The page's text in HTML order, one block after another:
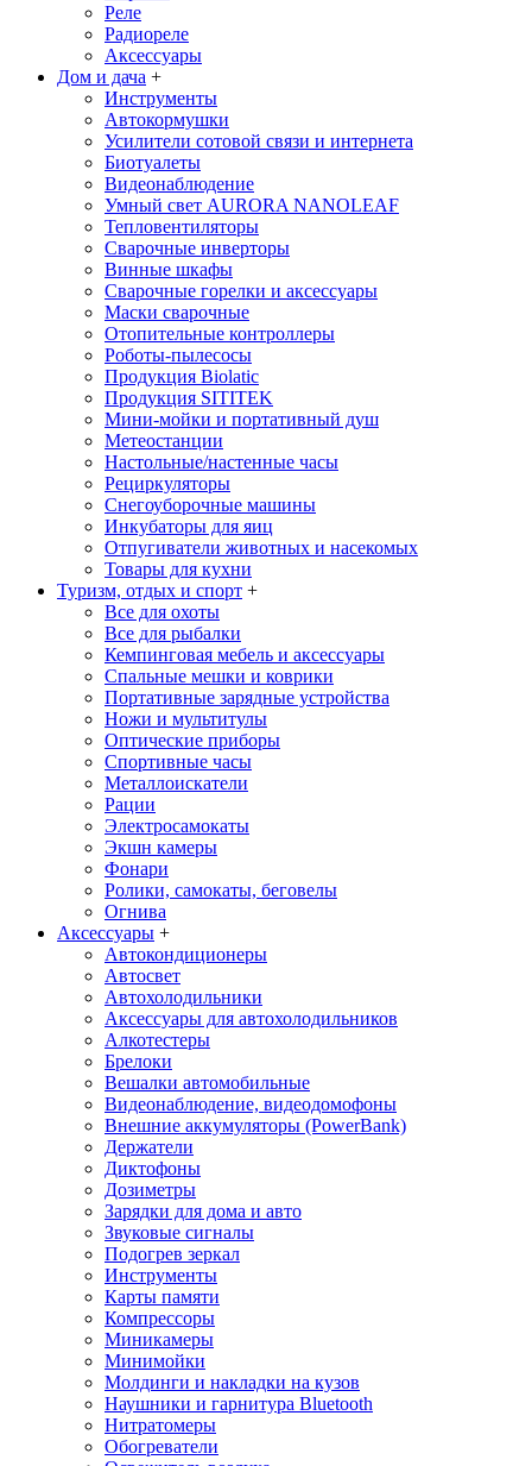
Реле
Радиореле
Аксессуары
Дом и дача +
Инструменты
Автокормушки
Усилители сотовой связи и интернета
Биотуалеты
Видеонаблюдение
Умный свет AURORA NANOLEAF
Тепловентиляторы
Сварочные инверторы
Винные шкафы
Сварочные горелки и аксессуары
Маски сварочные
Отопительные контроллеры
Роботы-пылесосы
Продукция Biolatic
Продукция SITITEK
Мини-мойки и портативный душ
Метеостанции
Настольные/настенные часы
Рециркуляторы
Снегоуборочные машины
Инкубаторы для яиц
Отпугиватели животных и насекомых
Товары для кухни
Туризм, отдых и спорт +
Все для охоты
Все для рыбалки
Кемпинговая мебель и аксессуары
Спальные мешки и коврики
Портативные зарядные устройства
Ножи и мультитулы
Оптические приборы
Спортивные часы
Металлоискатели
Рации
Электросамокаты
Экшн камеры
Фонари
Ролики, самокаты, беговелы
Огнива
Аксессуары +
Автокондиционеры
Aвтосвет
Автохолодильники
Аксессуары для автохолодильников
Алкотестеры
Брелоки
Вешалки автомобильные
Видеонаблюдение, видеодомофоны
Внешние аккумуляторы (PowerBank)
Держатели
Диктофоны
Дозиметры
Зарядки для дома и авто
Звуковые сигналы
Подогрев зеркал
Инструменты
Карты памяти
Компрессоры
Миникамеры
Минимойки
Молдинги и накладки на кузов
Наушники и гарнитура Bluetooth
Нитратомеры
Обогреватели